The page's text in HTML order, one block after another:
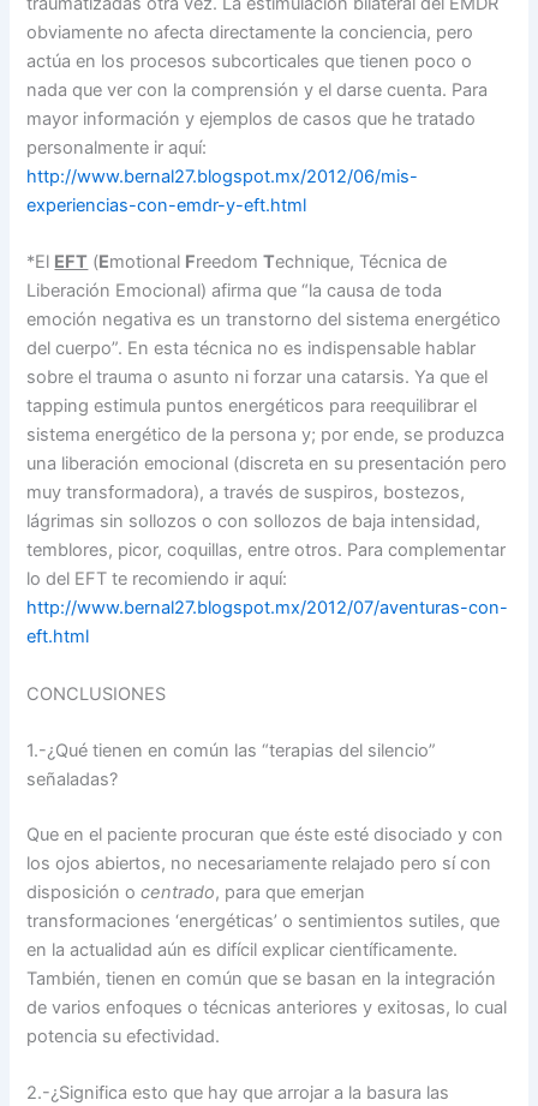
obviamente no afecta directamente la conciencia, pero
actúa en los procesos subcorticales que tienen poco o
nada que ver con la comprensión y el darse cuenta. Para
mayor información y ejemplos de casos que he tratado
personalmente ir aquí:
http://www.bernal27.blogspot.mx/2012/06/mis-
experiencias-con-emdr-y-eft.html
*El EFT (Emotional FreedomTechnique, Técnica de
Liberación Emocional) afirma que “la causa de toda
emoción negativa es un transtorno del sistema energético
del cuerpo”. En esta técnica no es indispensable hablar
sobre el trauma o asunto ni forzar una catarsis. Ya que el
tapping estimula puntos energéticos para reequilibrar el
sistema energético de la persona y; por ende, se produzca
una liberación emocional (discreta en su presentación pero
muy transformadora), a través de suspiros, bostezos,
lágrimas sin sollozos o con sollozos de baja intensidad,
temblores, picor, coquillas, entre otros. Para complementar
lo del EFT te recomiendo ir aquí:
http://www.bernal27.blogspot.mx/2012/07/aventuras-con-
eft.html
CONCLUSIONES
1.-¿Qué tienen en común las “terapias del silencio”
señaladas?
Que en el paciente procuran que éste esté disociado y con
los ojos abiertos, no necesariamente relajado pero sí con
disposición ocentrado, para que emerjan
transformaciones ‘energéticas’ o sentimientos sutiles, que
en la actualidad aún es difícil explicar científicamente.
También, tienen en común que se basan en la integración
de varios enfoques o técnicas anteriores y exitosas, lo cual
potencia su efectividad.
2.-¿Significa esto que hay que arrojar a la basura las